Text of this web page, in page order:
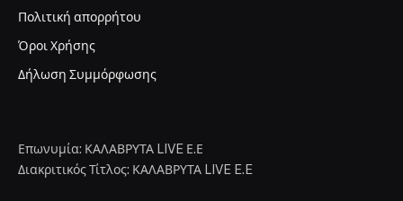
Πολιτική απορρήτου
Όροι Χρήσης
Δήλωση Συμμόρφωσης
Επωνυμία: ΚΑΛΑΒΡΥΤΑ LIVE Ε.Ε
Διακριτικός Τίτλος: ΚΑΛΑΒΡΥΤΑ LIVE E.E